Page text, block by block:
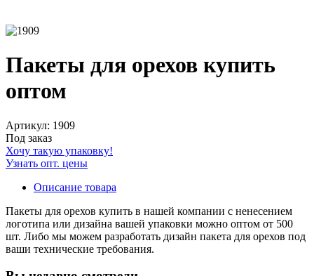
Пакеты для орехов купить
оптом
Артикул: 1909
Под заказ
Хочу такую упаковку!
Узнать опт. цены
Описание товара
Пакеты для орехов купить в нашей компании с ненесением
логотипа или дизайна вашей упаковки можно оптом от 500
шт. Либо мы можем разработать дизайн пакета для орехов под
ваши технические требования.